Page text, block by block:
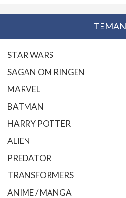
TEMAN
STAR WARS
SAGAN OM RINGEN
MARVEL
BATMAN
HARRY POTTER
ALIEN
PREDATOR
TRANSFORMERS
ANIME / MANGA